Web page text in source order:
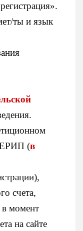
ты и язык
ЕРИП (в
счета,
в момент
на сайте